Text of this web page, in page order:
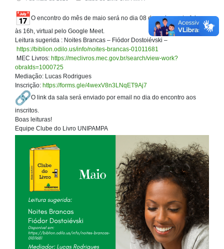
O encontro do mês de maio será no dia 08 de maio, sexta-feira,
às 16h, virtual pelo Google Meet.
Leitura sugerida : Noites Brancas – Fiódor Dostoiévski –
https://biblion.odilo.us/info/noites-brancas-01011681
MEC Livros: https://meclivros.mec.gov.br/search/view-work?
obraIds=1000725
Mediação: Lucas Rodrigues
Inscrição: https://forms.gle/4wexV8n3LNqET9Aj7
O link da sala será enviado por email no dia do encontro aos
inscritos.
Boas leituras!
Equipe Clube do Livro UNIPAMPA